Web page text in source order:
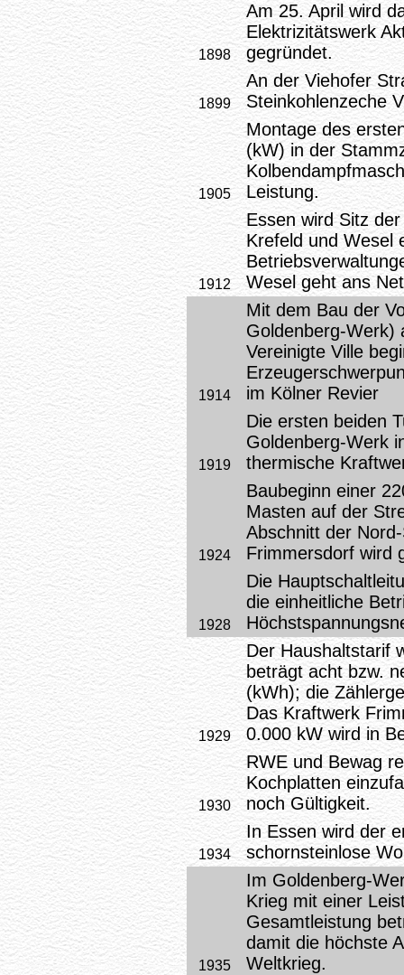
1898
Am 25. April wird
Elektrizitätswerk
gegründet.
1899
An der Viehofer
Steinkohlenzeche
1905
Montage des
(kW) in der
Leistung.
1912
Essen wird Sitz
Krefeld und Wesel
Wesel geht ans
1914
Mit dem Bau der
Goldenberg-Werk)
Vereinigte Ville
im Kölner Revier
1919
Die ersten beiden
Goldenberg-Werk
thermische
1924
Baubeginn einer
Masten auf der
Abschnitt der
Frimmersdorf wird
1928
Die
die einheitliche
1929
Der Haushaltstarif
beträgt acht bzw.
(kWh); die
Das Kraftwerk
0.000 kW wird in
1930
RWE und Bewag
Kochplatten
noch Gültigkeit.
1934
In Essen wird der
schornsteinlose
1935
Im Goldenberg-
Krieg mit einer
Gesamtleistung
damit die höchste
Weltkrieg.